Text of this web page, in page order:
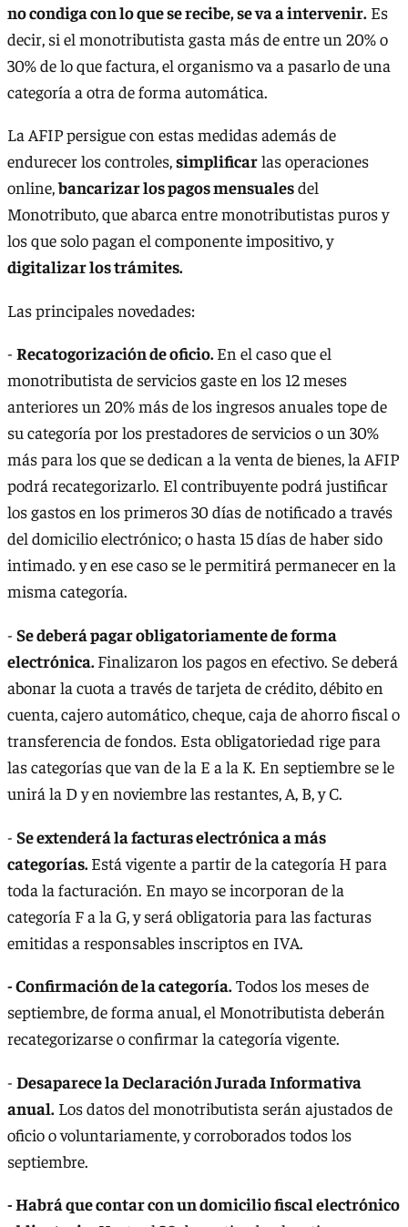
no condiga con lo que se recibe, se va a intervenir. Es
decir, si el monotributista gasta más de entre un 20% o
30% de lo que factura, el organismo va a pasarlo de una
categoría a otra de forma automática.
La AFIP persigue con estas medidas además de
endurecer los controles,simplificarlas operaciones
online,bancarizar los pagos mensualesdel
Monotributo, que abarca entre monotributistas puros y
los que solo pagan el componente impositivo, y
digitalizar los trámites.
Las principales novedades:
- Recatogorización de oficio.En el caso que el
monotributista de servicios gaste en los 12 meses
anteriores un 20% más de los ingresos anuales tope de
su categoría por los prestadores de servicios o un 30%
más para los que se dedican a la venta de bienes, la AFIP
podrá recategorizarlo. El contribuyente podrá justificar
los gastos en los primeros 30 días de notificado a través
del domicilio electrónico; o hasta 15 días de haber sido
intimado. y en ese caso se le permitirá permanecer en la
misma categoría.
- Se deberá pagar obligatoriamente de forma
electrónica.Finalizaron los pagos en efectivo. Se deberá
abonar la cuota a través de tarjeta de crédito, débito en
cuenta, cajero automático, cheque, caja de ahorro fiscal o
transferencia de fondos. Esta obligatoriedad rige para
las categorías que van de la E a la K. En septiembre se le
unirá la D y en noviembre las restantes, A, B, y C.
- Se extenderá la facturas electrónica a más
categorías. Está vigente a partir de la categoría H para
toda la facturación. En mayo se incorporan de la
categoría F a la G, y será obligatoria para las facturas
emitidas a responsables inscriptos en IVA.
- Confirmación de la categoría.Todos los meses de
septiembre, de forma anual, el Monotributista deberán
recategorizarse o confirmar la categoría vigente.
- Desaparece la Declaración Jurada Informativa
anual. Los datos del monotributista serán ajustados de
oficio o voluntariamente, y corroborados todos los
septiembre.
- Habrá que contar con un domicilio fiscal electrónico